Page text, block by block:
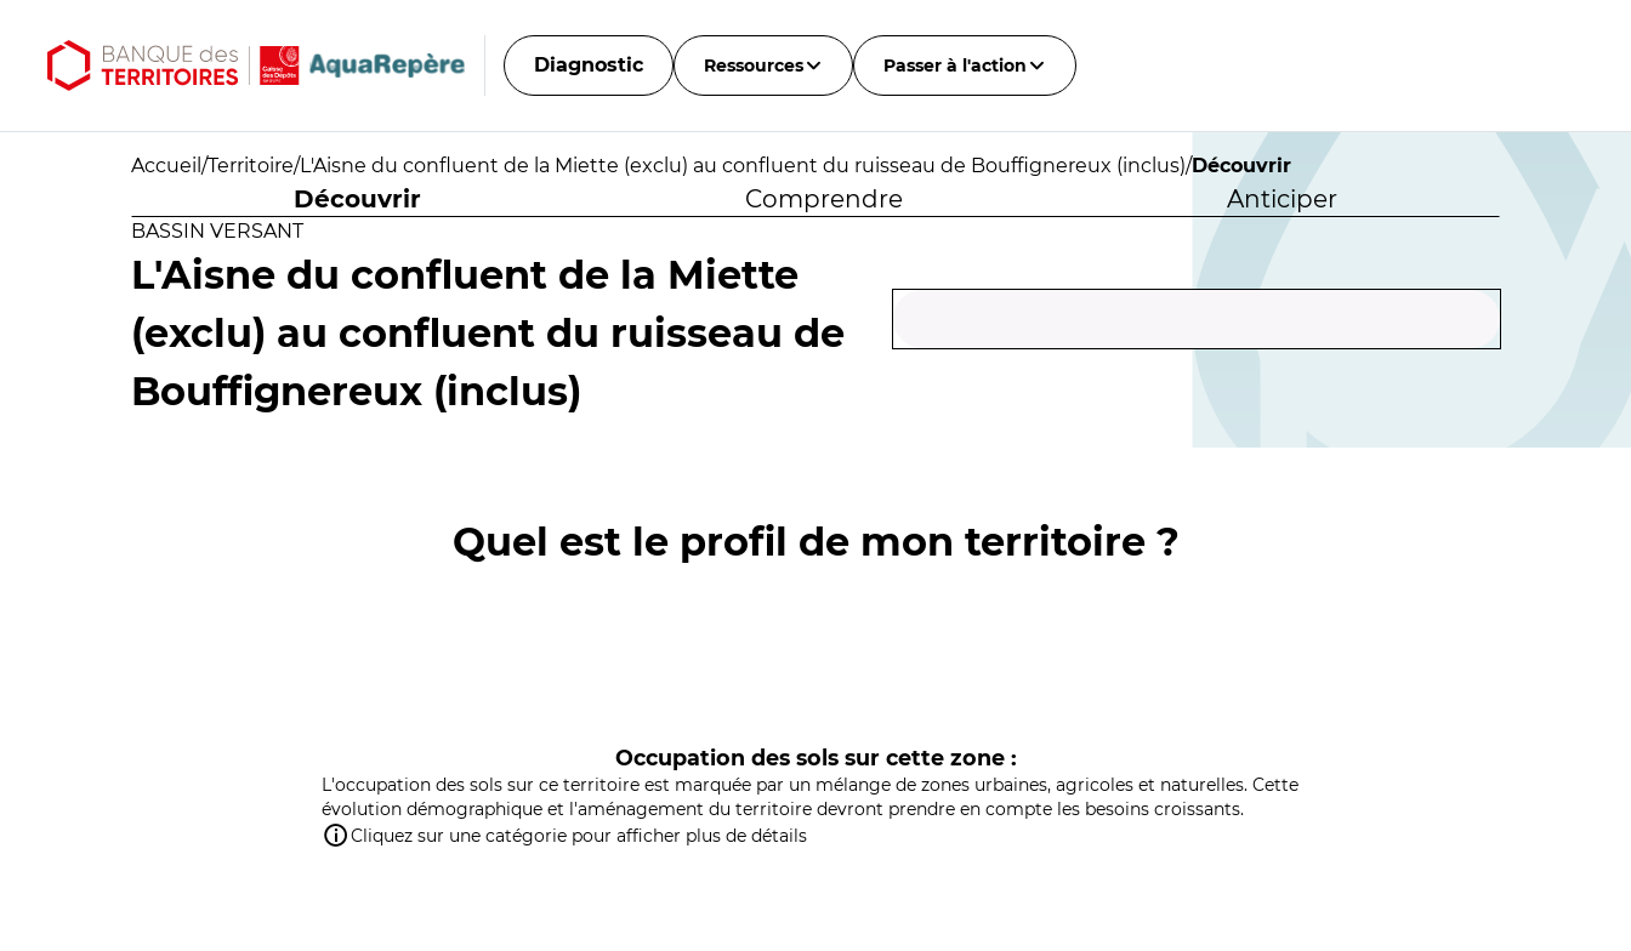
Diagnostic Ressources Passer à l'action
Accueil /Territoire/L'Aisne du confluent de la Miette (exclu) au confluent du ruisseau de Bouffignereux (inclus)/Découvrir
Découvrir Comprendre Anticiper
BASSIN VERSANT
L'Aisne du confluent de la Miette
(exclu) au confluent du ruisseau de
Bouffignereux (inclus)
Quel est le profil de mon territoire ?
Occupation des sols sur cette zone :
L'occupation des sols sur ce territoire est marquée par un mélange de zones urbaines, agricoles et naturelles. Cette
évolution démographique et l'aménagement du territoire devront prendre en compte les besoins croissants.
Cliquez sur une catégorie pour afficher plus de détails